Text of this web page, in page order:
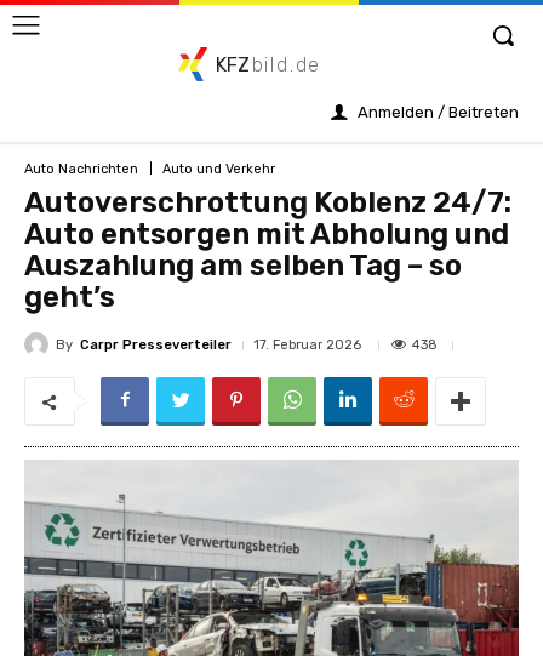
KFZ bild.de
Anmelden / Beitreten
Auto Nachrichten Auto und Verkehr
Autoverschrottung Koblenz 24/7:
Auto entsorgen mit Abholung und
Auszahlung am selben Tag – so
geht’s
By Carpr Presseverteiler 17. Februar 2026 438